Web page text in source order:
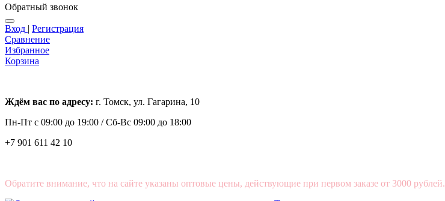
Обратный звонок
Вход | Регистрация
Сравнение
Избранное
Корзина
Ждём вас по адресу: г. Томск, ул. Гагарина, 10
Пн-Пт с 09:00 до 19:00 /Сб-Вс 09:00 до 18:00
+7 901 611 42 10
Обратите внимание, что на сайте указаны оптовые цены, действующие при первом заказе от 3000 рублей.